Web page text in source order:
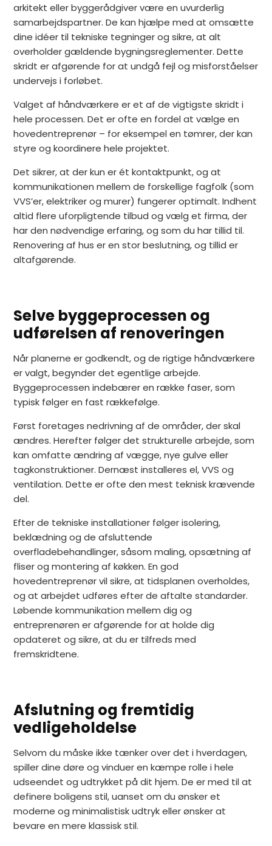
arkitekt eller byggerådgiver være en uvurderlig
samarbejdspartner. De kan hjælpe med at omsætte
dine idéer til tekniske tegninger og sikre, at alt
overholder gældende bygningsreglementer. Dette
skridt er afgørende for at undgå fejl og misforståelser
undervejs i forløbet.
Valget af håndværkere er et af de vigtigste skridt i
hele processen. Det er ofte en fordel at vælge en
hovedentreprenør – for eksempel en tømrer, der kan
styre og koordinere hele projektet.
Det sikrer, at der kun er ét kontaktpunkt, og at
kommunikationen mellem de forskellige fagfolk (som
VVS’er, elektriker og murer) fungerer optimalt. Indhent
altid flere uforpligtende tilbud og vælg et firma, der
har den nødvendige erfaring, og som du har tillid til.
Renovering af hus er en stor beslutning, og tillid er
altafgørende.
Selve byggeprocessen og
udførelsen af renoveringen
Når planerne er godkendt, og de rigtige håndværkere
er valgt, begynder det egentlige arbejde.
Byggeprocessen indebærer en række faser, som
typisk følger en fast rækkefølge.
Først foretages nedrivning af de områder, der skal
ændres. Herefter følger det strukturelle arbejde, som
kan omfatte ændring af vægge, nye gulve eller
tagkonstruktioner. Dernæst installeres el, VVS og
ventilation. Dette er ofte den mest teknisk krævende
del.
Efter de tekniske installationer følger isolering,
beklædning og de afsluttende
overfladebehandlinger, såsom maling, opsætning af
fliser og montering af køkken. En god
hovedentreprenør vil sikre, at tidsplanen overholdes,
og at arbejdet udføres efter de aftalte standarder.
Løbende kommunikation mellem dig og
entreprenøren er afgørende for at holde dig
opdateret og sikre, at du er tilfreds med
fremskridtene.
Afslutning og fremtidig
vedligeholdelse
Selvom du måske ikke tænker over det i hverdagen,
spiller dine døre og vinduer en kæmpe rolle i hele
udseendet og udtrykket på dit hjem. De er med til at
definere boligens stil, uanset om du ønsker et
moderne og minimalistisk udtryk eller ønsker at
bevare en mere klassisk stil.